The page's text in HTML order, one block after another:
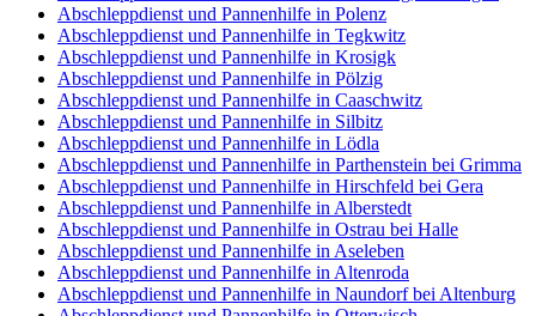
Abschleppdienst und Pannenhilfe in Polenz
Abschleppdienst und Pannenhilfe in Tegkwitz
Abschleppdienst und Pannenhilfe in Krosigk
Abschleppdienst und Pannenhilfe in Pölzig
Abschleppdienst und Pannenhilfe in Caaschwitz
Abschleppdienst und Pannenhilfe in Silbitz
Abschleppdienst und Pannenhilfe in Lödla
Abschleppdienst und Pannenhilfe in Parthenstein bei Grimma
Abschleppdienst und Pannenhilfe in Hirschfeld bei Gera
Abschleppdienst und Pannenhilfe in Alberstedt
Abschleppdienst und Pannenhilfe in Ostrau bei Halle
Abschleppdienst und Pannenhilfe in Aseleben
Abschleppdienst und Pannenhilfe in Altenroda
Abschleppdienst und Pannenhilfe in Naundorf bei Altenburg